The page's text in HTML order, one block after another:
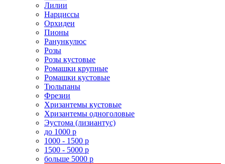
Лилии
Нарциссы
Орхидеи
Пионы
Ранункулюс
Розы
Розы кустовые
Ромашки крупные
Ромашки кустовые
Тюльпаны
Фрезии
Хризантемы кустовые
Хризантемы одноголовые
Эустома (лизиантус)
до 1000 р
1000 - 1500 р
1500 - 5000 р
больше 5000 р